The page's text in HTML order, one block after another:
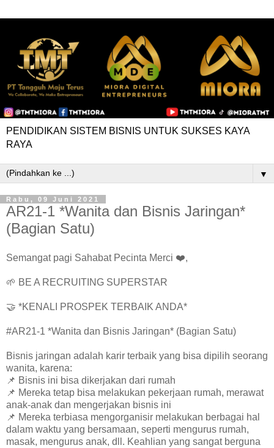
PENDIDIKAN SISTEM BISNIS UNTUK SUKSES KAYA
RAYA
▼
Rabu, 09 Juni 2021
AR21-1 *Wanita dan Bisnis Jaringan*
(Bagian Satu)
Semangat pagi Sahabat Pecinta Merci ❤️,
🌱 BE A RECRUITING SUPERSTAR
🤝 *KENALI PROSPEK TERBAIK ANDA*
#AR21-1 *Wanita dan Bisnis Jaringan* (Bagian Satu)
Bisnis jaringan adalah karir terbaik yang bisa dipilih seorang
wanita, karena:
📌 Bisnis ini bisa dikerjakan dari rumah
📌 Mereka tetap bisa melakukan pekerjaan rumah, merawat
anak-anak dan mengerjakan bisnis ini
📌 Mereka terbiasa mengorganisir melakukan berbagai hal
dalam waktu yang bersamaan, seperti mengurus rumah,
masak, mengurus anak, dll. Keahlian yang sangat berguna